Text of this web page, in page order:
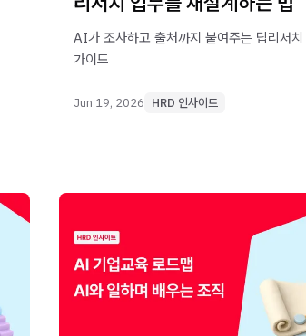
AI가 조사하고 출처까지 붙여주는 딥리서치
가이드
Jun 19, 2026 HRD 인사이트